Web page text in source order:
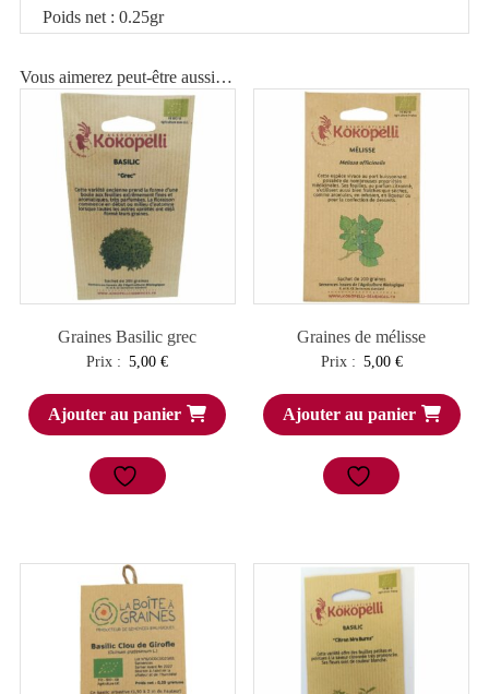
Poids net : 0.25gr
Vous aimerez peut-être aussi…
Graines Basilic grec
Prix : 5,00€
Ajouter au panier
Graines de mélisse
Prix : 5,00 €
Ajouter au panier